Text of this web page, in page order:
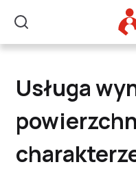
Szukaj
Usługa
Usługa